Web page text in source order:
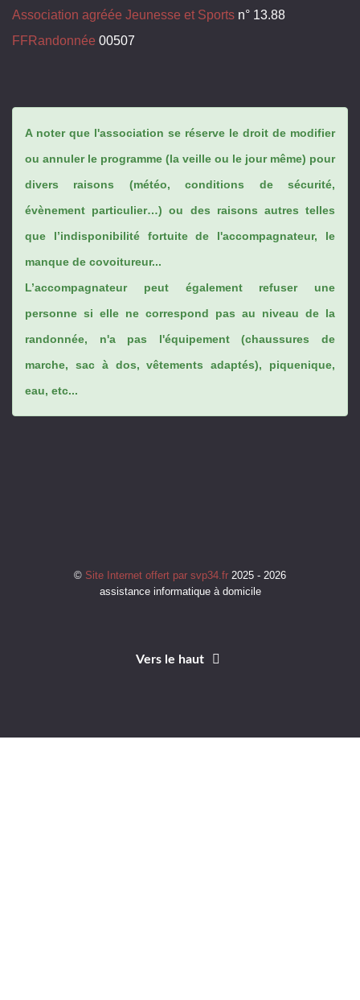
Association agréée Jeunesse et Sports n° 13.88
FFRandonnée 00507
A noter que l'association se réserve le droit de modifier
ou annuler le programme (la veille ou le jour même) pour
divers raisons (météo, conditions de sécurité,
évènement particulier…) ou des raisons autres telles
que l’indisponibilité fortuite de l'accompagnateur, le
manque de covoitureur...
L’accompagnateur peut également refuser une
personne si elle ne correspond pas au niveau de la
randonnée, n'a pas l'équipement (chaussures de
marche, sac à dos, vêtements adaptés), piquenique,
eau, etc...
© Site Internet offert par svp34.fr 2025 - 2026
assistance informatique à domicile
Vers le haut